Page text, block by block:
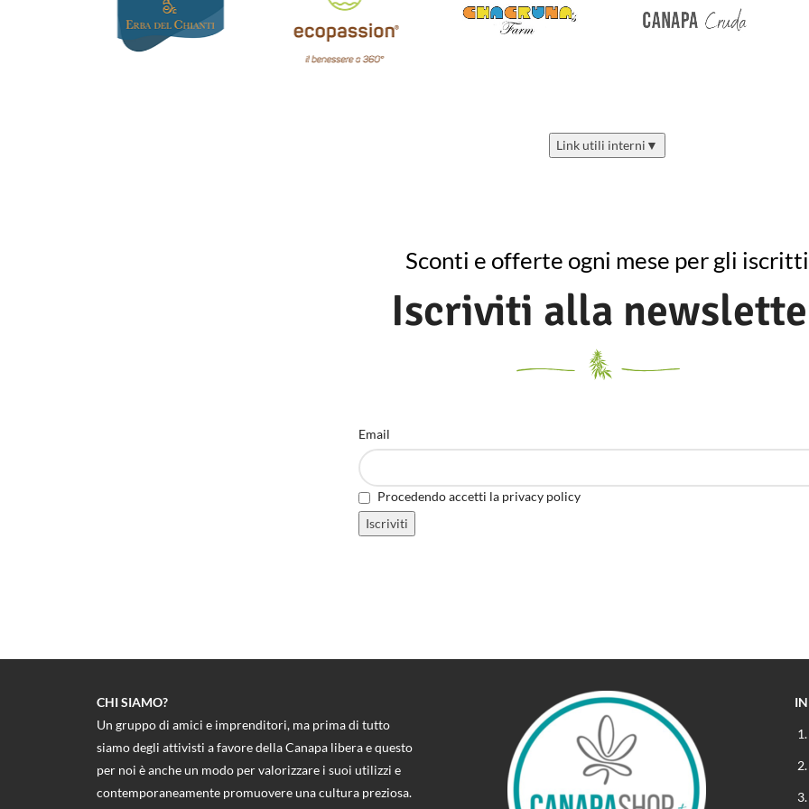
Link utili interni ▼
Sconti e offerte ogni mese per gli iscritti
Iscriviti alla
Email
Procedendo accetti la privacy policy
CHI SIAMO?
Un gruppo di amici e imprenditori, ma prima di tutto
siamo degli attivisti a favore della Canapa libera e questo
per noi è anche un modo per valorizzare i suoi utilizzi e
contemporaneamente promuovere una cultura preziosa.